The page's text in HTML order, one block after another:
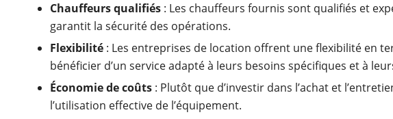
Chauffeurs qualifiés : Les chauffeurs fournis sont qualifiés et
garantit la sécurité des opérations.
Flexibilité : Les entreprises de location offrent une flexibilité en
bénéficier d’un service adapté à leurs besoins spécifiques et à
Économie de coûts : Plutôt que d’investir dans l’achat et
l’utilisation effective de l’équipement.